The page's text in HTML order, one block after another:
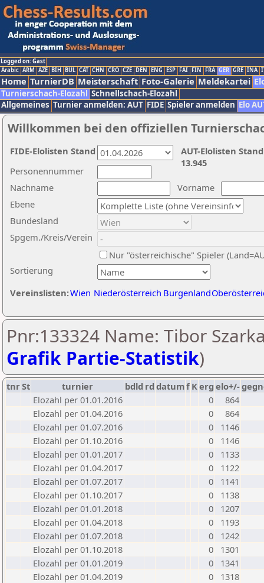
Logged on: Gast
Arabic ARM AZE BIH BUL CAT CHN CRO CZE DEN ENG ESP FAI FIN FRA GER GRE INA
Home TurnierDB Meisterschaft Foto-Galerie Meldekartei
Turnierschach-Elozahl Schnellschach-Elozahl
Allgemeines Turnier anmelden: AUT FIDE Spieler anmelden Elo
Willkommen bei den offiziellen
Nachname
Vorname
Ebene
Sortierung
Personennummer
Bundesland
Spgem./Kreis/Verein
Nur "österreichische" Spieler
Vereinslisten:Wien Niederösterreich Burgenland
AUT-Elolisten
13.945
FIDE-Elolisten Stand
Pnr:133324 Name: Tibor
Grafik Partie-Statistik)
tnrSt turnier bdld rd datumf Kerg elo+/-
Elozahl per 01.01.2016
0
864
Elozahl per 01.04.2016
0
864
Elozahl per 01.07.2016
0
1146
Elozahl per 01.10.2016
0
1146
Elozahl per 01.01.2017
0
1133
Elozahl per 01.04.2017
0
1122
Elozahl per 01.07.2017
0
1141
Elozahl per 01.10.2017
0
1138
Elozahl per 01.01.2018
0
1207
Elozahl per 01.04.2018
0
1193
Elozahl per 01.07.2018
0
1242
Elozahl per 01.10.2018
0
1301
Elozahl per 01.01.2019
0
1341
Elozahl per 01.04.2019
0
1318